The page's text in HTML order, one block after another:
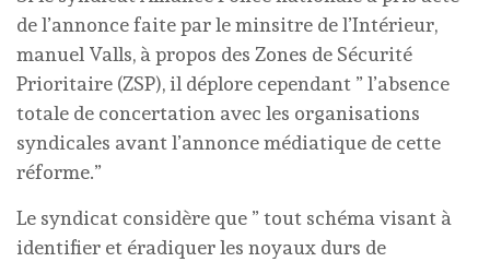
de l’annonce faite par le minsitre de l’Intérieur,
manuel Valls, à propos des Zones de Sécurité
Prioritaire (ZSP), il déplore cependant ” l’absence
totale de concertation avec les organisations
syndicales avant l’annonce médiatique de cette
réforme.”
Le syndicat considère que ” tout schéma visant à
identifier et éradiquer les noyaux durs de